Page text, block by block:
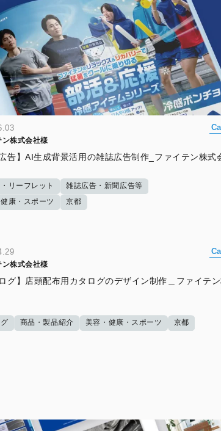
ン株式会社様
広告】AI生成背景活用の雑誌広告制作_ファイテン株式
リーフレット
雑誌広告・新聞広告等
康・スポーツ
京都
ン株式会社様
ログ】店頭配布用カタログのデザイン制作＿ファイテ
商品・製品紹介 美容・健康・スポーツ 京都